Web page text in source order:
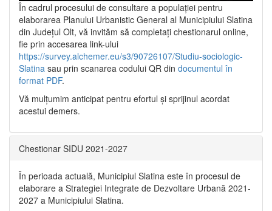
În cadrul procesului de consultare a populaţiei pentru
elaborarea Planului Urbanistic General al Municipiului Slatina
din Județul Olt, vă invităm să completați chestionarul online,
fie prin accesarea link-ului
https://survey.alchemer.eu/s3/90726107/Studiu-sociologic-
Slatina sau prin scanarea codului QR din documentul în
format PDF.
Vă mulţumim anticipat pentru efortul şi sprijinul acordat
acestui demers.
Chestionar SIDU 2021-2027
În perioada actuală, Municipiul Slatina este în procesul de
elaborare a Strategiei Integrate de Dezvoltare Urbană 2021‐
2027 a Municipiului Slatina.